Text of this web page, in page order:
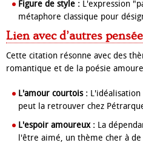
Figure de style : L'expression
métaphore classique pour
Lien avec d’autres
Cette citation résonne avec des
romantique et de la poésie
L'amour courtois :
peut la retrouver chez
L'espoir amoureux : La
l'être aimé, un thème cher à